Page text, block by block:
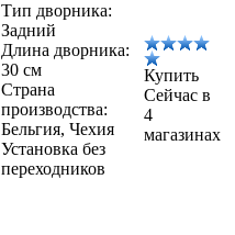
Тип дворника:
Задний
Длина дворника:
30 см
Страна
производства:
Бельгия, Чехия
Установка без
переходников
Купить
Сейчас в
4
магазинах